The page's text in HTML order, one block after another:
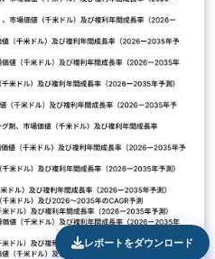
レポートをダウンロード